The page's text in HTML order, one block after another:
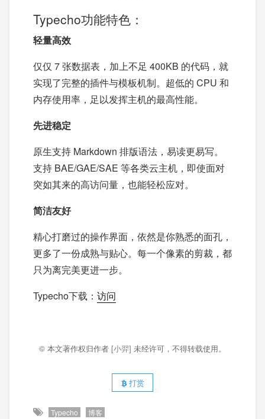
Typecho功能特色：
轻量高效
仅仅 7 张数据表，加上不足 400KB 的代码，就
实现了完整的插件与模板机制。超低的 CPU 和
内存使用率，足以发挥主机的最高性能。
先进稳定
原生支持 Markdown 排版语法，易读更易写。
支持 BAE/GAE/SAE 等各类云主机，即使面对
突如其来的高访问量，也能轻松应对。
简洁友好
精心打磨过的操作界面，依然是你熟悉的面孔，
更多了一份成熟与贴心。每一个像素的剪裁，都
只为离完美更进一步。
Typecho下载： 访问
© 本文著作权归作者 [小羿] 未经许可，不得转载使用。
打赏
Typecho 博客